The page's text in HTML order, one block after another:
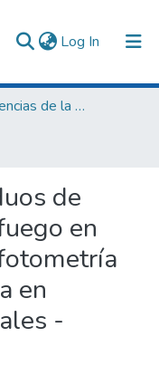
Log In (current)
Facultad de Ciencias de la Salud
de
en
en
-